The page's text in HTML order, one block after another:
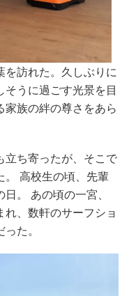
を訪れた。久しぶりに
うに過ごす光景を目
族の絆の尊さをあら
立ち寄ったが、そこで
。 高校生の頃、先輩
。 あの頃の一宮、
、数軒のサーフショ
た。